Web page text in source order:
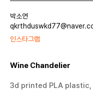
박소연
인스타그램
Wine Chandelier
3d printed PLA